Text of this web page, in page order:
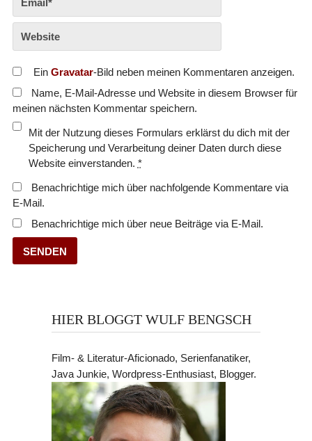
Ein Gravatar-Bild neben meinen Kommentaren anzeigen.
Name, E-Mail-Adresse und Website in diesem Browser für
meinen nächsten Kommentar speichern.
Mit der Nutzung dieses Formulars erklärst du dich mit der
Speicherung und Verarbeitung deiner Daten durch diese
Website einverstanden. *
Benachrichtige mich über nachfolgende Kommentare via
E-Mail.
Benachrichtige mich über neue Beiträge via E-Mail.
HIER BLOGGT WULF BENGSCH
Film- & Literatur-Aficionado, Serienfanatiker,
Java Junkie, Wordpress-Enthusiast, Blogger.